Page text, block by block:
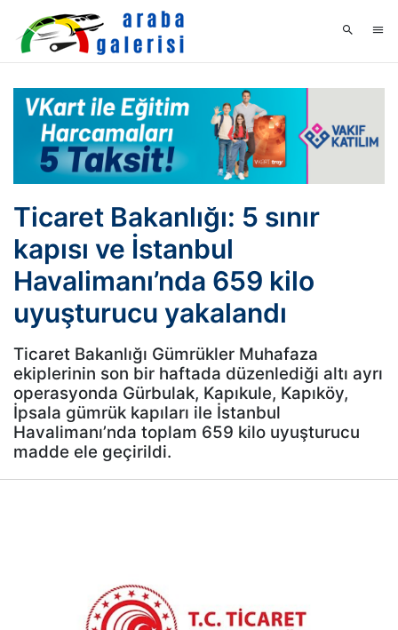
Ticaret Bakanlığı: 5 sınır
kapısı ve İstanbul
Havalimanı’nda 659 kilo
uyuşturucu yakalandı
Ticaret Bakanlığı Gümrükler Muhafaza
ekiplerinin son bir haftada düzenlediği altı ayrı
operasyonda Gürbulak, Kapıkule, Kapıköy,
İpsala gümrük kapıları ile İstanbul
Havalimanı’nda toplam 659 kilo uyuşturucu
madde ele geçirildi.